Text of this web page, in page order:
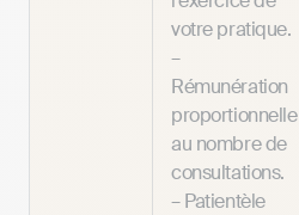
votre pratique.
–
Rémunération
proportionnelle
au nombre de
consultations.
– Patientèle